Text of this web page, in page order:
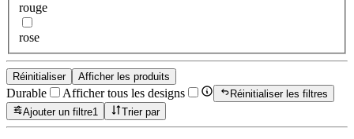
rouge
rose
Réinitialiser Afficher les produits
Durable Afficher tous les designs
Réinitialiser les filtres
Ajouter un filtre1 Trier par